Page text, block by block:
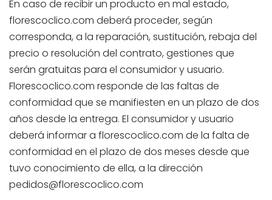
En caso de recibir un producto en mal estado,
florescoclico.com deberá proceder, según
corresponda, a la reparación, sustitución, rebaja del
precio o resolución del contrato, gestiones que
serán gratuitas para el consumidor y usuario.
Florescoclico.com responde de las faltas de
conformidad que se manifiesten en un plazo de dos
años desde la entrega. El consumidor y usuario
deberá informar a florescoclico.com de la falta de
conformidad en el plazo de dos meses desde que
tuvo conocimiento de ella, a la dirección
pedidos@florescoclico.com